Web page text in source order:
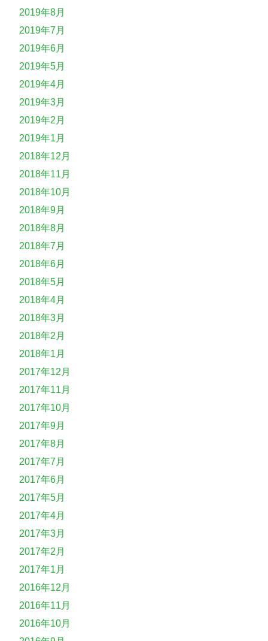
2019年8月
2019年7月
2019年6月
2019年5月
2019年4月
2019年3月
2019年2月
2019年1月
2018年12月
2018年11月
2018年10月
2018年9月
2018年8月
2018年7月
2018年6月
2018年5月
2018年4月
2018年3月
2018年2月
2018年1月
2017年12月
2017年11月
2017年10月
2017年9月
2017年8月
2017年7月
2017年6月
2017年5月
2017年4月
2017年3月
2017年2月
2017年1月
2016年12月
2016年11月
2016年10月